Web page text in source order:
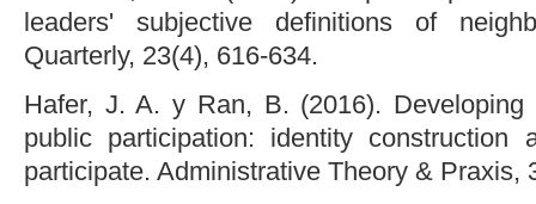
leaders' subjective definitions of
Quarterly, 23(4), 616-634.
Hafer, J. A. y Ran, B. (2016).
public participation: identity construction
participate. Administrative Theory & Praxis,